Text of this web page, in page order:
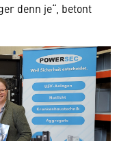
denn je“, betont